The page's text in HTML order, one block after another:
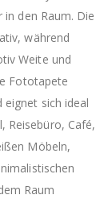
den Raum. Die
während
Weite und
Fototapete
eignet sich ideal
Reisebüro, Café,
Möbeln,
Raum